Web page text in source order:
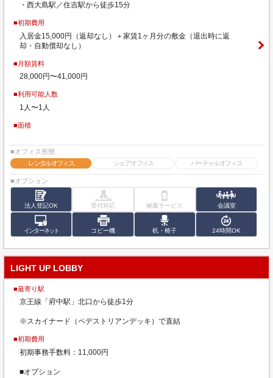
・西大島駅／住吉駅から徒歩15分
■初期費用
入居金15,000円（返却なし）＋家賃1ヶ月分の敷金（退出時に返
却・自動償却なし）
■月額賃料
28,000円〜41,000円
■利用可能人数
1人〜1人
■面積
■オフィス形態
レンタルオフィス
シェアオフィス バーチャルオフィス
■オプション
法人登記OK 受付対応 秘書サービス 会議室
インターネット コピー機 机・椅子 24時間OK
LIGHT UP LOBBY
■最寄り駅
京王線「府中駅」北口から徒歩1分
※スカイナード（ペデストリアンデッキ）で直結
■初期費用
初期事務手数料：11,000円
■オプション